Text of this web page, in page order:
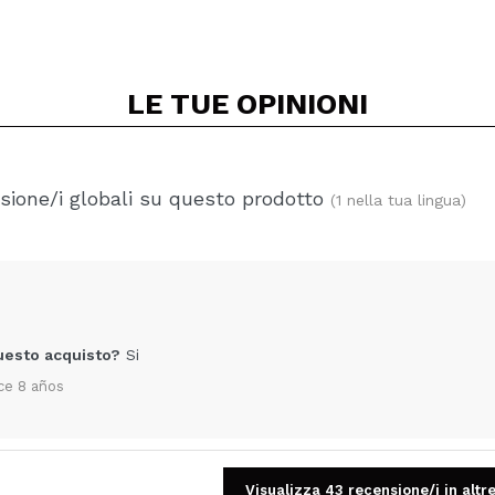
LE TUE OPINIONI
i globali su questo prodotto (1 nella tua lingua)
acquisto? Si
8 años
Visualizza 43 recensione/i in